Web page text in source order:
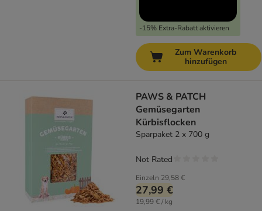
-15% Extra-Rabatt aktivieren
Zum Warenkorb
hinzufügen
PAWS & PATCH
Gemüsegarten
Kürbisflocken
Sparpaket 2 x 700 g
Einzeln 29,58 €
27,99 €
19,99 € / kg
Not Rated